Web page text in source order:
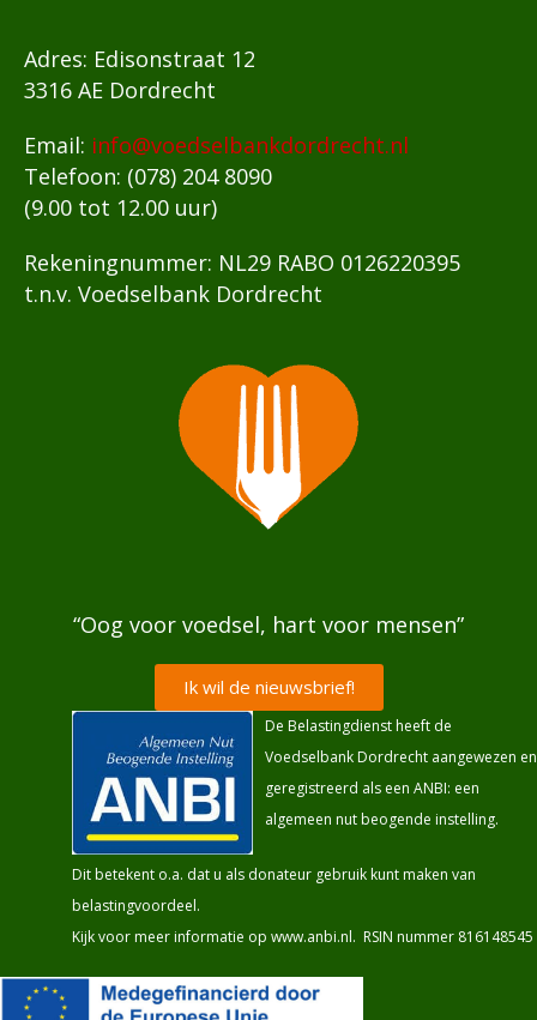
Adres: Edisonstraat 12
3316 AE Dordrecht
Email: info@voedselbankdordrecht.nl
Telefoon: (078) 204 8090
(9.00 tot 12.00 uur)
Rekeningnummer: NL29 RABO 0126220395
t.n.v. Voedselbank Dordrecht
“Oog voor voedsel, hart voor mensen”
Ik wil de nieuwsbrief!
De Belastingdienst heeft de
Voedselbank Dordrecht aangewezen en
geregistreerd als een ANBI: een
algemeen nut beogende instelling.
Dit betekent o.a. dat u als donateur gebruik kunt maken van
belastingvoordeel.
Kijk voor meer informatie op www.anbi.nl. RSIN nummer 816148545